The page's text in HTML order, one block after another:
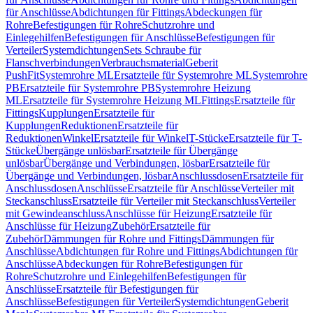
für AnschlüsseAbdichtungen für FittingsAbdeckungen für
RohreBefestigungen für RohreSchutzrohre und
EinlegehilfenBefestigungen für AnschlüsseBefestigungen für
VerteilerSystemdichtungenSets Schraube für
FlanschverbindungenVerbrauchsmaterialGeberit
PushFitSystemrohre MLErsatzteile für Systemrohre MLSystemrohre
PBErsatzteile für Systemrohre PBSystemrohre Heizung
MLErsatzteile für Systemrohre Heizung MLFittingsErsatzteile für
FittingsKupplungenErsatzteile für
KupplungenReduktionenErsatzteile für
ReduktionenWinkelErsatzteile für WinkelT-StückeErsatzteile für T-
StückeÜbergänge unlösbarErsatzteile für Übergänge
unlösbarÜbergänge und Verbindungen, lösbarErsatzteile für
Übergänge und Verbindungen, lösbarAnschlussdosenErsatzteile für
AnschlussdosenAnschlüsseErsatzteile für AnschlüsseVerteiler mit
SteckanschlussErsatzteile für Verteiler mit SteckanschlussVerteiler
mit GewindeanschlussAnschlüsse für HeizungErsatzteile für
Anschlüsse für HeizungZubehörErsatzteile für
ZubehörDämmungen für Rohre und FittingsDämmungen für
AnschlüsseAbdichtungen für Rohre und FittingsAbdichtungen für
AnschlüsseAbdeckungen für RohreBefestigungen für
RohreSchutzrohre und EinlegehilfenBefestigungen für
AnschlüsseErsatzteile für Befestigungen für
AnschlüsseBefestigungen für VerteilerSystemdichtungenGeberit